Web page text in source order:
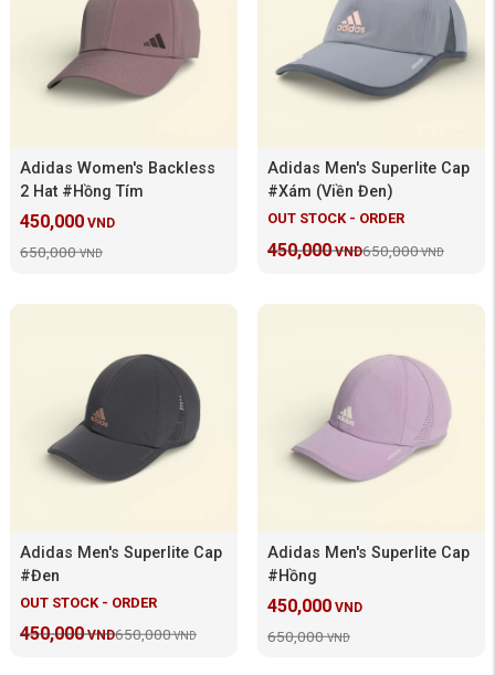
Adidas Women's Backless
2 Hat #Hồng Tím
450,000 VND
650,000 VND
Adidas Men's Superlite Cap
#Xám (Viền Đen)
OUT STOCK - ORDER
450,000VND650,000 VND
Adidas Men's Superlite Cap
#Đen
OUT STOCK - ORDER
450,000VND650,000 VND
Adidas Men's Superlite Cap
#Hồng
450,000 VND
650,000 VND